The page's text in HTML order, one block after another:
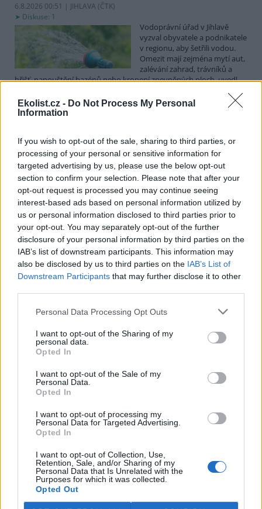
Ekolist.cz - Do Not Process My Personal
Information
If you wish to opt-out of the sale, sharing to third parties, or
processing of your personal or sensitive information for
targeted advertising by us, please use the below opt-out
section to confirm your selection. Please note that after your
opt-out request is processed you may continue seeing
interest-based ads based on personal information utilized by
us or personal information disclosed to third parties prior to
your opt-out. You may separately opt-out of the further
disclosure of your personal information by third parties on the
IAB’s list of downstream participants. This information may
also be disclosed by us to third parties on the IAB’s List of
Downstream Participants that may further disclose it to other
Personal Data Processing Opt Outs
I want to opt-out of the Sharing of my
personal data.
Opted In
I want to opt-out of the Sale of my
Personal Data.
Opted In
I want to opt-out of processing my
Personal Data for Targeted Advertising.
Opted In
I want to opt-out of Collection, Use,
Retention, Sale, and/or Sharing of my
Personal Data that Is Unrelated with the
Purposes for which it was collected.
Opted Out
6.8.2026 00:51 | JIHLAVA (ČTK)
Diskuse: 1
Vodoprávní úřad v Jihlavě
vyzval obyvatele a podnikatele
v regionu, aby šetřili vodou.
Omezit mají zejména mytí aut,
zalévání zahrad, trávníků a
hřišť, napouštění bazénů nebo kropení zpevněných ploch, uvedl
kontrolovat povolené odběry. Výzva k šetření vodou platí pro
všechny obce spadající pod Jihlavu jako obec s rozšířenou
Celníci odhalili gang překupníků papoušků, zajistili
stovku ptáků
5.8.2026 20:13 (ČTK)
Celníci odhalili gang
překupníků chráněných druhů
papoušků působící v několika
krajích a zajistili asi stovku
ptáků. S odchytem a
zajištěním zvířat celníkům pomohly zoo v Praze, Zlíně a Ostravě. V
ostravské zahradě také papoušci nalezli dočasné útočiště. V
tiskové zprávě nawebucelníků to oznámila mluvčí Celní správy ČR
Martina Kaňková. Případem se zabývá policie.
Island vyhostí aktivisty bojující proti lovu velryb,
pronásledovali velrybáře
5.8.2026 19:54 (ČTK)
Islandské úřady nařídily
poté, co minulý týden
pobřežní stráž s policií zabavily
jejich loď, která pronásledovala velrybářské plavidlo. Pasažéři lodi
Watsona jsou od té doby zadržováni v Reykjavíku. Sám Watson na
palubě nebyl. Píše o tom agentura AFP s odvoláním na islandskou
Záchranná stanice v Praze přijímá kvůli vedrům více
volně žijících zvířat
5.8.2026 17:40 | PRAHA (
Kvůli vysokým letním